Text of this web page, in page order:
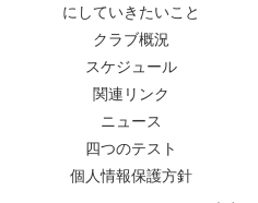
にしていきたいこと
クラブ概況
スケジュール
関連リンク
ニュース
四つのテスト
個人情報保護方針